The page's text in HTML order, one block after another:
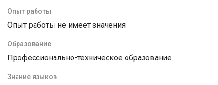
Опыт работы
Опыт работы не имеет значения
Образование
Профессионально-техническое образование
Знание языков